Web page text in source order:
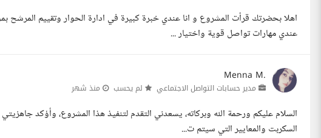
اهلا بحضرتك قرأت المشروع و انا عندي خبرة كبيرة في ادارة الحوار وتقييم
عندي مهارات تواصل قوية واختيار ...
Menna M.
مدير حسابات التواصل الاجتماعي لم يحسب منذ شهر
السلام عليكم ورحمة الله وبركاته، يسعدني التقدم لتنفيذ هذا المشروع، وأؤكد
السكربت والمعايير التي سيتم ت...